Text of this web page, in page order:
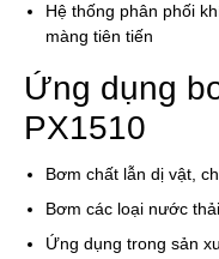
Hệ thống phân phối
màng tiên tiến
Ứng dụng
PX1510
Bơm chất lẫn dị vật,
Bơm các loại nước
Ứng dụng trong sản